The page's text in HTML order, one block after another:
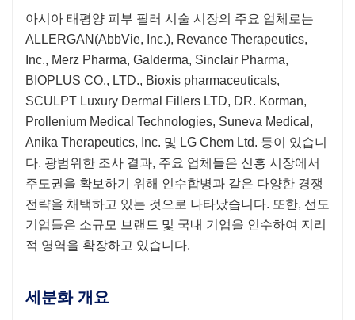
아시아 태평양 피부 필러 시술 시장의 주요 업체로는
ALLERGAN(AbbVie, Inc.), Revance Therapeutics,
Inc., Merz Pharma, Galderma, Sinclair Pharma,
BIOPLUS CO., LTD., Bioxis pharmaceuticals,
SCULPT Luxury Dermal Fillers LTD, DR. Korman,
Prollenium Medical Technologies, Suneva Medical,
Anika Therapeutics, Inc. 및 LG Chem Ltd. 등이 있습니
다. 광범위한 조사 결과, 주요 업체들은 신흥 시장에서
주도권을 확보하기 위해 인수합병과 같은 다양한 경쟁
전략을 채택하고 있는 것으로 나타났습니다. 또한, 선도
기업들은 소규모 브랜드 및 국내 기업을 인수하여 지리
적 영역을 확장하고 있습니다.
세분화 개요